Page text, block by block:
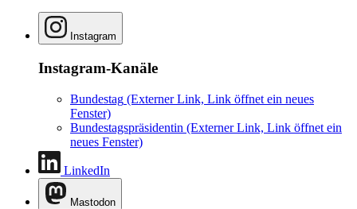
Instagram
Instagram-Kanäle
Bundestag (Externer Link, Link öffnet ein neues
Fenster)
Bundestagspräsidentin (Externer Link, Link öffnet ein
neues Fenster)
LinkedIn
Mastodon